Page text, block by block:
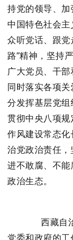
持党的领导、
中国特色社会
众听党话、跟
路”精神，坚持
广大党员、干
同时落实各项
分发挥基层党
贯彻中央八项
作风建设常态
治党政治责任
进不敢腐、不
政治生态。
西藏自治